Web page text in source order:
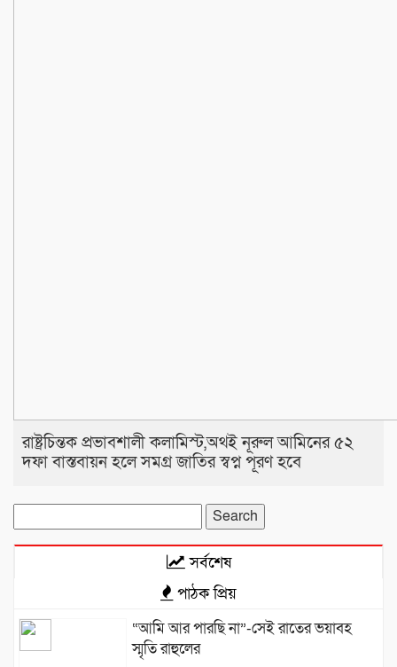
রাষ্ট্রচিন্তক প্রভাবশালী কলামিস্ট,অথই নূরুল আমিনের ৫২
দফা বাস্তবায়ন হলে সমগ্র জাতির স্বপ্ন পূরণ হবে
for:
সর্বশেষ
পাঠক প্রিয়
“আমি আর পারছি না”-সেই রাতের ভয়াবহ
স্মৃতি রাহুলের